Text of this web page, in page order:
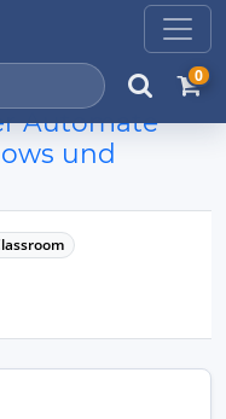
0
Automate
und